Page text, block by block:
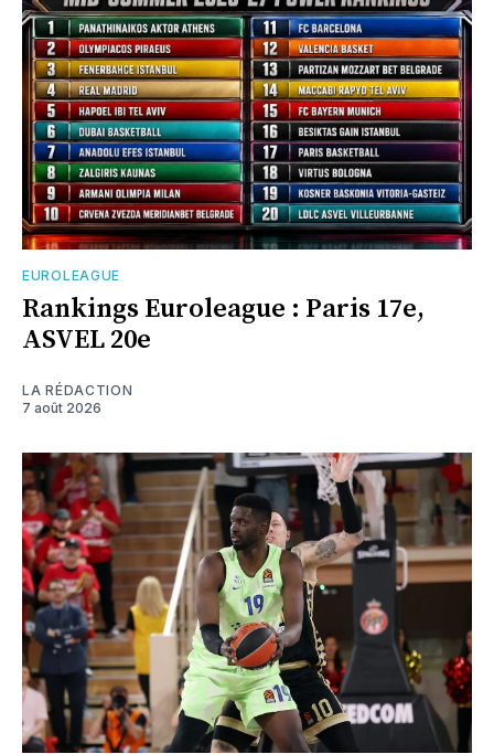
EUROLEAGUE
Rankings Euroleague : Paris 17e,
ASVEL 20e
LA RÉDACTION
7 août 2026